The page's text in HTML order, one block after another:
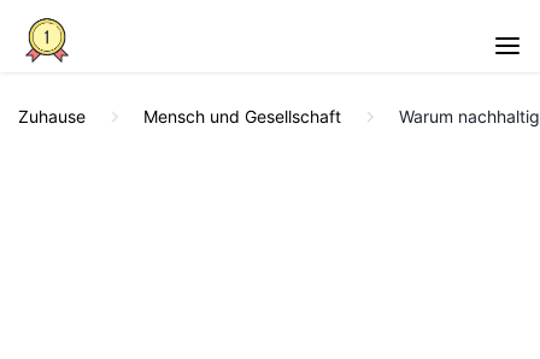
Zuhause Mensch und Gesellschaft Warum